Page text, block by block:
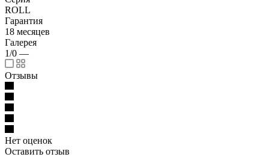
ROLL
Гарантия
18 месяцев
Галерея
1/0 —
Отзывы
Нет оценок
Оставить отзыв